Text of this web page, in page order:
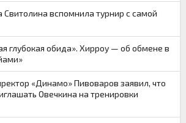
Свитолина вспомнила турнир с самой
глубокая обида». Хирроу — об обмене в
«Динамо» Пивоваров заявил, что
Овечкина на тренировки